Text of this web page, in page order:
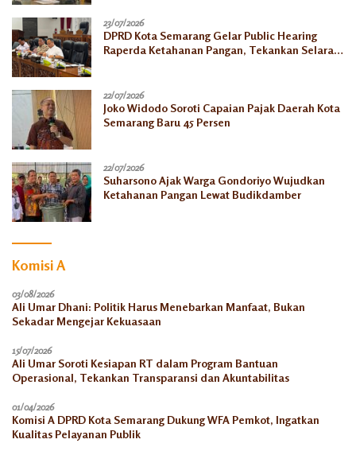
23/07/2026
DPRD Kota Semarang Gelar Public Hearing
Raperda Ketahanan Pangan, Tekankan Selaras
22/07/2026
Joko Widodo Soroti Capaian Pajak Daerah Kota
Semarang Baru 45 Persen
22/07/2026
Suharsono Ajak Warga Gondoriyo Wujudkan
Ketahanan Pangan Lewat Budikdamber
Komisi A
03/08/2026
Ali Umar Dhani: Politik Harus Menebarkan Manfaat, Bukan
Sekadar Mengejar Kekuasaan
15/07/2026
Ali Umar Soroti Kesiapan RT dalam Program Bantuan
Operasional, Tekankan Transparansi dan Akuntabilitas
01/04/2026
Komisi A DPRD Kota Semarang Dukung WFA Pemkot, Ingatkan
Kualitas Pelayanan Publik